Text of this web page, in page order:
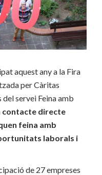
aquest any a la Fira
per Càritas
servei Feina amb
contacte directe
feina amb
laborals i
de 27 empreses